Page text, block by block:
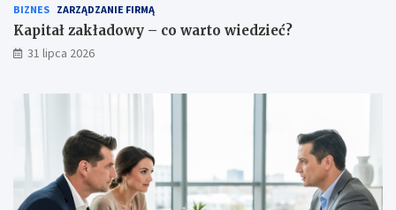
BIZNES ZARZĄDZANIE FIRMĄ
Kapitał zakładowy – co warto wiedzieć?
31 lipca 2026